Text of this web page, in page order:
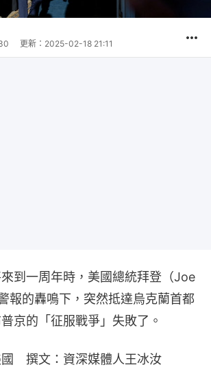
更新： 2025-02-18 21:11
到一周年時，美國總統拜登（Joe
報的轟鳴下，突然抵達烏克蘭首都
京的「征服戰爭」失敗了。
國 撰文：資深媒體人王冰汝